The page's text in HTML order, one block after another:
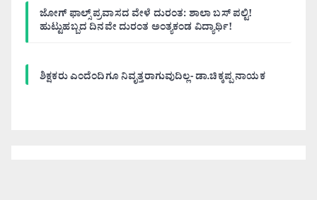
ಜೋಗ್ ಫಾಲ್ಸ್ ಪ್ರವಾಸದ ವೇಳೆ ದುರಂತ: ಶಾಲಾ ಬಸ್ ಪಲ್ಟಿ!
ಹುಟ್ಟುಹಬ್ಬದ ದಿನವೇ ದುರಂತ ಅಂತ್ಯಕಂಡ ವಿದ್ಯಾರ್ಥಿ!
ಶಿಕ್ಷಕರು ಎಂದೆಂದಿಗೂ ನಿವೃತ್ತರಾಗುವುದಿಲ್ಲ- ಡಾ.ಚಿಕ್ಕಪ್ಪ ನಾಯಕ